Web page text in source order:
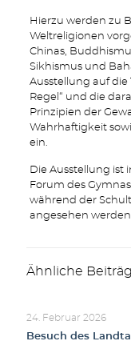
Hierzu werden zu
Weltreligionen
Chinas,
Sikhismus und
Ausstellung auf die
Regel“ und die
Prinzipien der
Wahrhaftigkeit
ein.
Die Ausstellung ist
Forum des
während der
angesehen
Ähnliche
24. Februar 2026
Besuch des